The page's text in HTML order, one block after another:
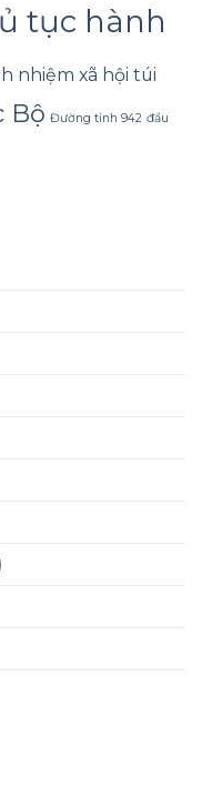
tục hành
nhiệm xã hội túi
Bộ Đường tỉnh 942 đầu